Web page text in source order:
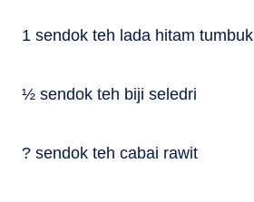
1 sendok teh lada hitam tumbuk
½ sendok teh biji seledri
? sendok teh cabai rawit